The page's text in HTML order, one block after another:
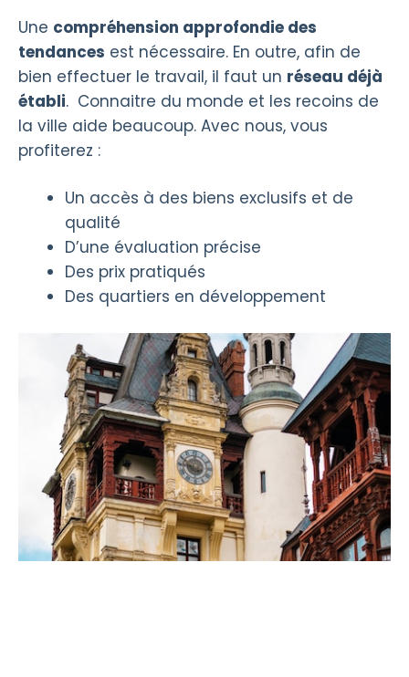
Une compréhension approfondie des
tendances est nécessaire. En outre, afin de
bien effectuer le travail, il faut un réseau déjà
établi. Connaitre du monde et les recoins de
la ville aide beaucoup. Avec nous, vous
profiterez :
Un accès à des biens exclusifs et de
qualité
D’une évaluation précise
Des prix pratiqués
Des quartiers en développement